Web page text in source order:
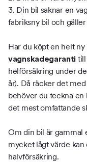
3. Din bil saknar en
fabriksny bil och gäller
Har du köpt en helt
vagnskadegaranti till
helförsäkring under
år). Då räcker det
behöver du teckna
det mest omfattande
Om din bil är gammal
mycket lågt värde
halvförsäkring.